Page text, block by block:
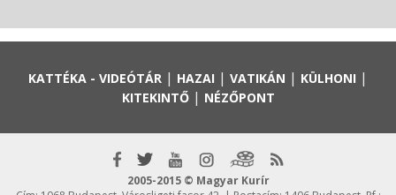
KATTÉKA - VIDEÓTÁR | HAZAI | VATIKÁN | KÜLHONI |
KITEKINTŐ| NÉZŐPONT
2005-2015 © Magyar Kurír